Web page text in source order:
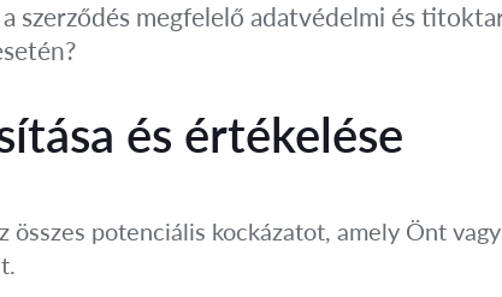
szerződés megfelelő adatvédelmi és
és értékelése
összes potenciális kockázatot, amely Önt